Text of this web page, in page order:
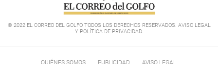
© 2022 EL CORREO DEL GOLFO TODOS LOS DERECHOS RESERVADOS. AVISO LEGAL
Y POLÍTICA DE PRIVACIDAD.
QUIÉNES SOMOS PUBLICIDAD AVISO LEGAL